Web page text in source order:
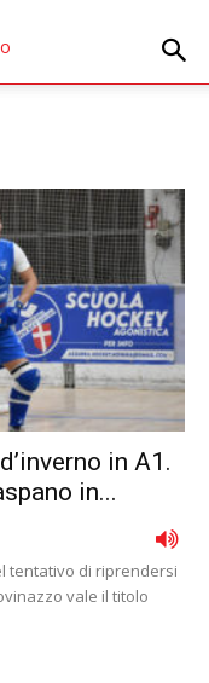
in A1.
in...
tentativo di riprendersi
vale il titolo